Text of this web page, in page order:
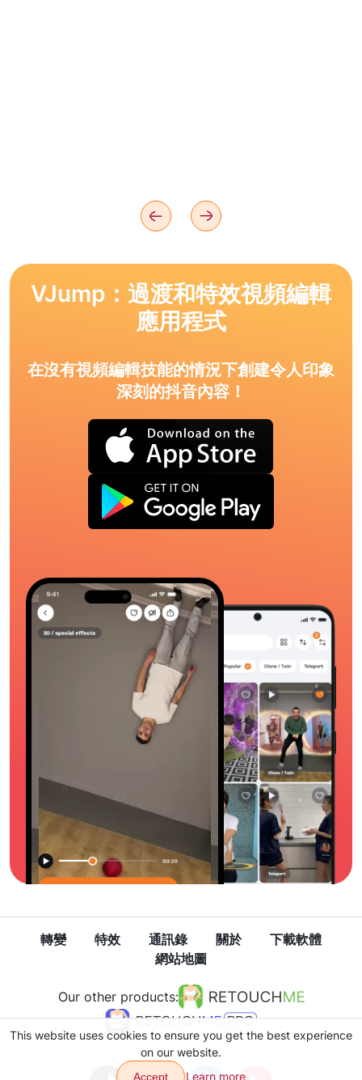
VJump：過渡和特效視頻編輯
應用程式
在沒有視頻編輯技能的情況下創建令人印象
深刻的抖音內容！
轉變 特效 通訊錄 關於
下載軟體
網站地圖
Our other products:
This website uses cookies to ensure you get the best experience
on our website.
Accept Learn more